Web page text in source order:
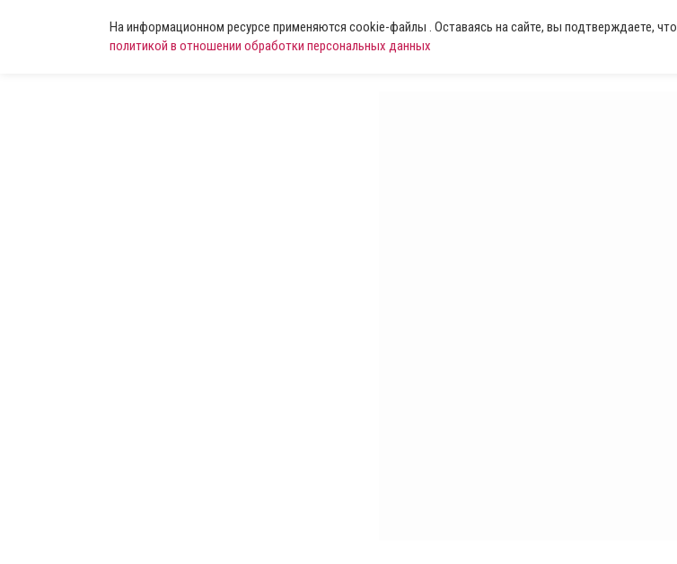
На информационном ресурсе применяются cookie-файлы . Оставаясь на сайте, вы подтверждаете, что
политикой в отношении обработки персональных данных